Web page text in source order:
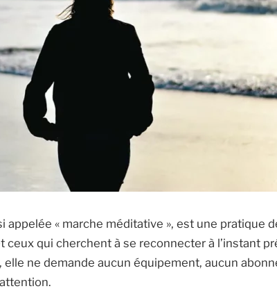
appelée « marche méditative », est une pratique
ceux qui cherchent à se reconnecter à l’instant
ne demande aucun équipement, aucun